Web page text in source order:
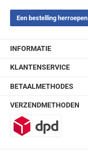
Een bestelling herroepen
INFORMATIE
KLANTENSERVICE
BETAALMETHODES
VERZENDMETHODEN